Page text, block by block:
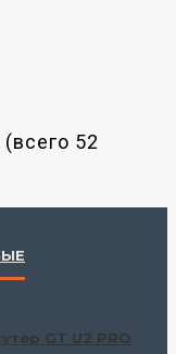
52
GT U2 PRO